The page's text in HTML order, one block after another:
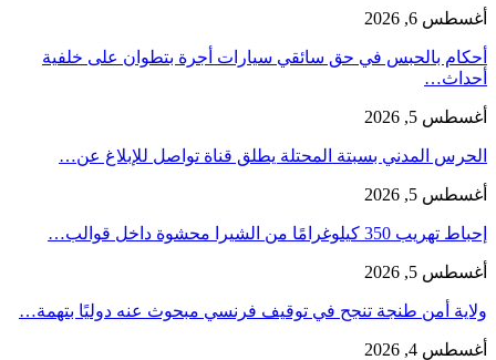
أغسطس 6, 2026
أحكام بالحبس في حق سائقي سيارات أجرة بتطوان على خلفية
أحداث…
أغسطس 5, 2026
الحرس المدني بسبتة المحتلة يطلق قناة تواصل للإبلاغ عن…
أغسطس 5, 2026
إحباط تهريب 350 كيلوغرامًا من الشيرا محشوة داخل قوالب…
أغسطس 5, 2026
ولاية أمن طنجة تنجح في توقيف فرنسي مبحوث عنه دوليًا بتهمة…
أغسطس 4, 2026